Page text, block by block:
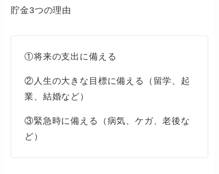
貯金3つの理由
①将来の支出に備える
②人生の大きな目標に備える（留学、起
業、結婚など）
③緊急時に備える（病気、ケガ、老後な
ど）